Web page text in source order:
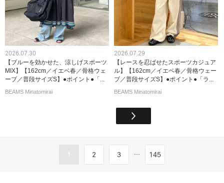
2026.07.30
【ブルーを効かせた、涼しげスポーツ
MIX】【162cm／イエベ春／骨格ウェ
ーブ／普段サイズS】●ポイント●「...
BEAMS Minatomirai
2026.07.29
【レースを忍ばせたスポーツカジュア
ル】【162cm／イエベ春／骨格ウェー
ブ／普段サイズS】●ポイント●「ラ...
BEAMS Minatomirai
1 2 3 ... 145